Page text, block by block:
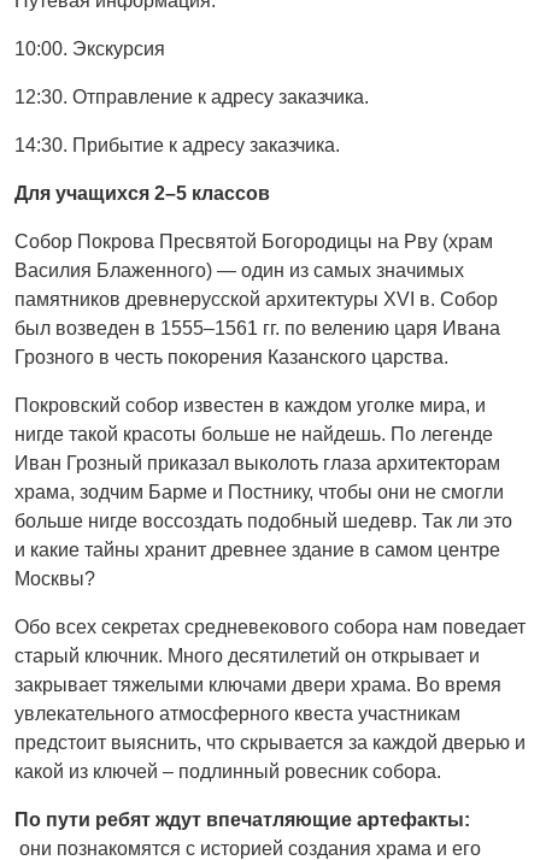
10:00. Экскурсия
12:30. Отправление к адресу заказчика.
14:30. Прибытие к адресу заказчика.
Для учащихся 2–5 классов
Собор Покрова Пресвятой Богородицы на Рву (храм
Василия Блаженного) — один из самых значимых
памятников древнерусской архитектуры XVI в. Собор
был возведен в 1555–1561 гг. по велению царя Ивана
Грозного в честь покорения Казанского царства.
Покровский собор известен в каждом уголке мира, и
нигде такой красоты больше не найдешь. По легенде
Иван Грозный приказал выколоть глаза архитекторам
храма, зодчим Барме и Постнику, чтобы они не смогли
больше нигде воссоздать подобный шедевр. Так ли это
и какие тайны хранит древнее здание в самом центре
Москвы?
Обо всех секретах средневекового собора нам поведает
старый ключник. Много десятилетий он открывает и
закрывает тяжелыми ключами двери храма. Во время
увлекательного атмосферного квеста участникам
предстоит выяснить, что скрывается за каждой дверью и
какой из ключей – подлинный ровесник собора.
По пути ребят ждут впечатляющие артефакты:
они познакомятся с историей создания храма и его